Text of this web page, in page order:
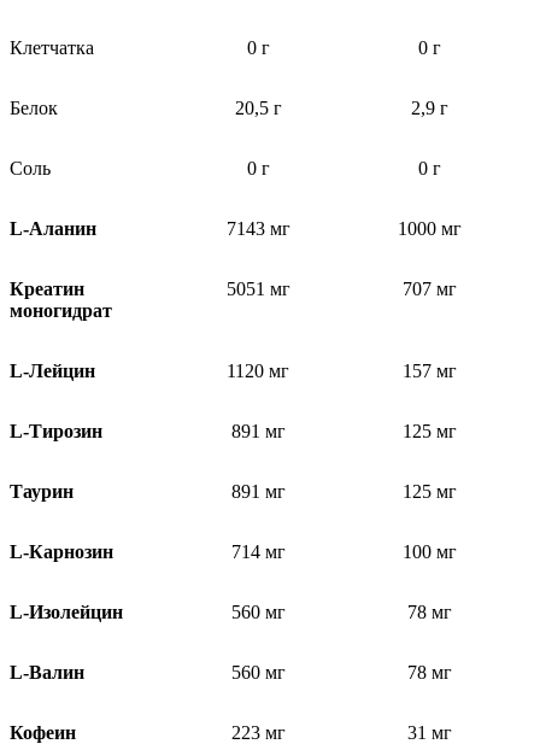
Клетчатка 0 г 0 г
Белок 20,5 г 2,9 г
Соль 0 г 0 г
L-Аланин 7143 мг 1000 мг
Креатин
моногидрат
5051 мг 707 мг
L-Лейцин 1120 мг 157 мг
L-Тирозин 891 мг 125 мг
Таурин 891 мг 125 мг
L-Карнозин 714 мг 100 мг
L-Изолейцин 560 мг 78 мг
L-Валин 560 мг 78 мг
Кофеин 223 мг 31 мг